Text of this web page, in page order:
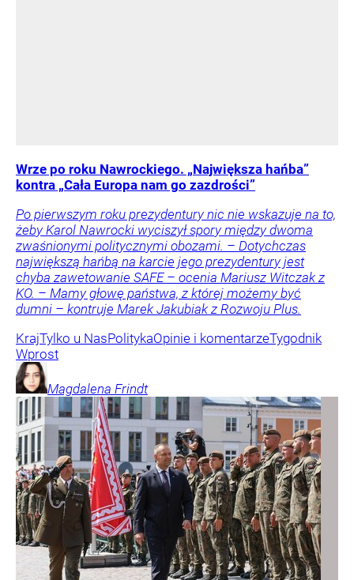
Wrze po roku Nawrockiego. „Największa hańba”
kontra „Cała Europa nam go zazdrości”
Po pierwszym roku prezydentury nic nie wskazuje na to,
żeby Karol Nawrocki wyciszył spory między dwoma
zwaśnionymi politycznymi obozami. – Dotychczas
największą hańbą na karcie jego prezydentury jest
chyba zawetowanie SAFE – ocenia Mariusz Witczak z
KO. – Mamy głowę państwa, z której możemy być
dumni – kontruje Marek Jakubiak z Rozwoju Plus.
KrajTylko u NasPolitykaOpinie i komentarzeTygodnik
Wprost
Magdalena Frindt